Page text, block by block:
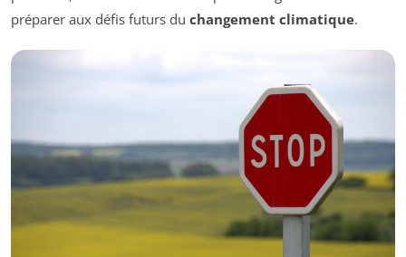
préparer aux défis futurs du changement climatique.